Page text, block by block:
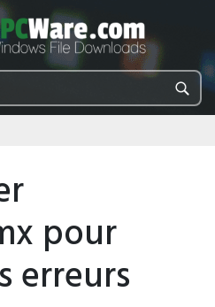
pour
erreurs